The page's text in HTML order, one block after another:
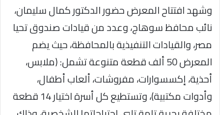
وشهد افتتاح المعرض حضور الدكتور كمال سليمان،
نائب محافظ سوهاج، وعدد من قيادات صندوق تحيا
مصر، والقيادات التنفيذية بالمحافظة، حيث يضم
المعرض 50 ألف قطعة متنوعة تشمل: (ملابس،
أحذية، إكسسوارات، مفروشات، ألعاب أطفال،
وأدوات مكتبية)، وتستطيع كل أسرة اختيار 14 قطعة